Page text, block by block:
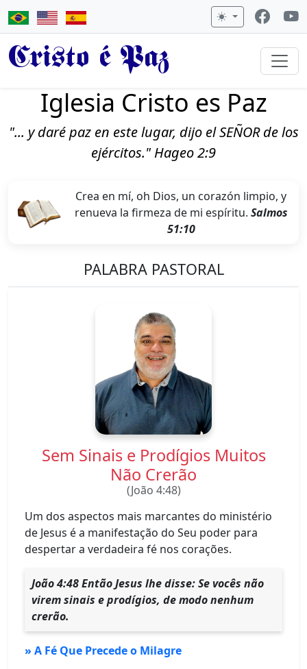
Cristo é Paz
Iglesia Cristo es Paz
"... y daré paz en este lugar, dijo el SEÑOR de los
ejércitos." Hageo 2:9
Crea en mí, oh Dios, un corazón limpio, y
renueva la firmeza de mi espíritu. Salmos
51:10
PALABRA PASTORAL
Sem Sinais e Prodígios Muitos
Não Crerão
(João 4:48)
Um dos aspectos mais marcantes do ministério
de Jesus é a manifestação do Seu poder para
despertar a verdadeira fé nos corações.
João 4:48 Então Jesus lhe disse: Se vocês não
virem sinais e prodígios, de modo nenhum
crerão.
» A Fé Que Precede o Milagre